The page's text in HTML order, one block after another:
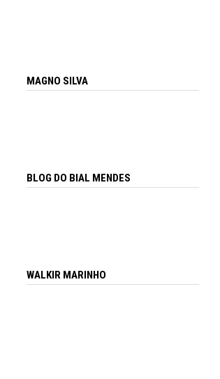
MAGNO SILVA
BLOG DO BIAL MENDES
WALKIR MARINHO